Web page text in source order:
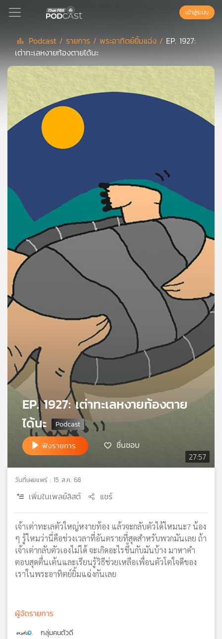
Podcast
สต์
แนะนำ
ลิ
เพลง
บทความ
และ
กิจกรรม
เกี่ยว
ข่าย
วิทยุ
เอส
แผนที่
วิทยุ
เครือ
เข้าสู่ระบบ
Podcast / รายการ /พระอาทิตย์ยิ้มแฉ่ง / EP. 1927:
เต่าทะเลหงายท้องตายได้นะ
27:57
EP. 1927: เต่าทะเลหงายท้องตาย
ได้นะ
ฟังรายการ ชื่นชอบ
วันที่เผยแพร่ : 15 ส.ค. 68
เพิ่มในเพลย์ลิสต์ แชร์
เจ้าเต่าทะเลตัวใหญ่หงายท้อง แล้วจะกลับตัวได้ไหมนะ? น้อง
ๆ รู้ไหมว่านี่คือช่วงเวลาที่อันตรายที่สุดสำหรับพวกมันเลย ถ้า
เจ้าเต่ากลับตัวเองไม่ได้ จะเกิดอะไรขึ้นกับมันบ้าง มาหาคำ
ตอบสุดตื่นเต้นและเรียนรู้วิธีช่วยเหลือเพื่อนตัวโตใจดีของ
เราในพระอาทิตย์ยิ้มแฉ่งกันเลย
ผู้จัดรายการ
กลุ่มคนตัวดี